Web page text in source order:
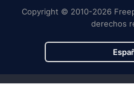
Copyright © 2010-2026
derechos